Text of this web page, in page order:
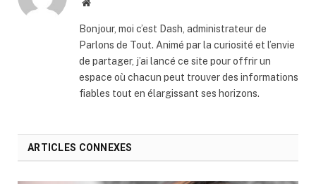
Website
Bonjour, moi c’est Dash, administrateur de
Parlons de Tout. Animé par la curiosité et l’envie
de partager, j’ai lancé ce site pour offrir un
espace où chacun peut trouver des informations
fiables tout en élargissant ses horizons.
ARTICLES CONNEXES